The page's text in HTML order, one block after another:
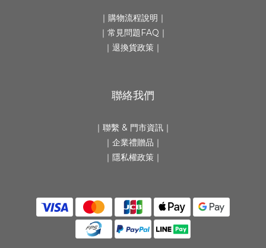
｜ 購物流程說明 ｜
｜ 常見問題FAQ ｜
｜ 退換貨政策 ｜
聯絡我們
｜ 聯繫 & 門市資訊 ｜
｜ 企業禮贈品 ｜
｜隱私權政策｜